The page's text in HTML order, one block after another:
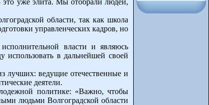
уже элита. Мы отобрали людей,
области, так как школа
управленческих кадров, но
власти и являюсь
в дальнейшей своей
лучших: ведущие отечественные и
деятели.
политике: «Важно, чтобы
людьми Волгоградской области